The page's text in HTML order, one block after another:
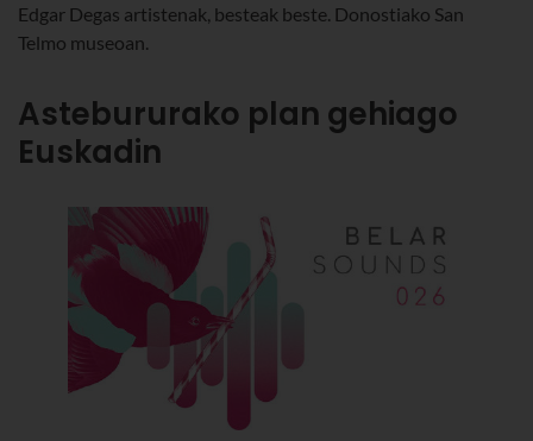
Edgar Degas artistenak, besteak beste. Donostiako San
Telmo museoan.
Astebururako plan gehiago
Euskadin